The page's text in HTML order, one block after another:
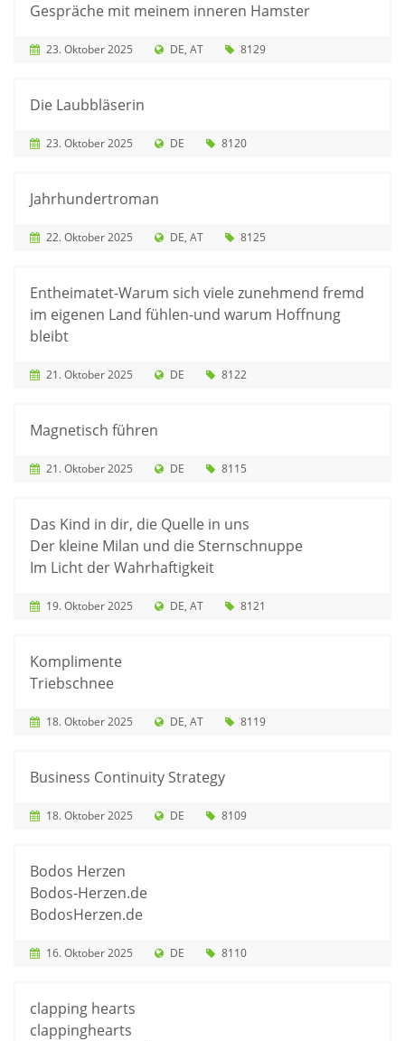
Gespräche mit meinem inneren Hamster
23. Oktober 2025 DE AT 8129
Die Laubbläserin
23. Oktober 2025 DE 8120
Jahrhundertroman
22. Oktober 2025 DE AT 8125
Entheimatet-Warum sich viele zunehmend fremd
im eigenen Land fühlen-und warum Hoffnung
bleibt
21. Oktober 2025 DE 8122
Magnetisch führen
21. Oktober 2025 DE 8115
Das Kind in dir, die Quelle in uns
Der kleine Milan und die Sternschnuppe
Im Licht der Wahrhaftigkeit
19. Oktober 2025 DE AT 8121
Komplimente
Triebschnee
18. Oktober 2025 DE AT 8119
Business Continuity Strategy
18. Oktober 2025 DE 8109
Bodos Herzen
Bodos-Herzen.de
BodosHerzen.de
16. Oktober 2025 DE 8110
clapping hearts
clappinghearts